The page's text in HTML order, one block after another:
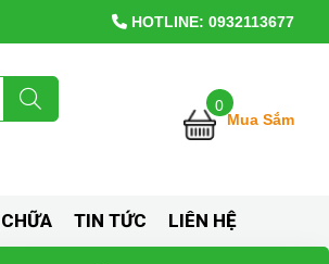
HOTLINE: 0932113677
0
Mua Sắm
TIN TỨC LIÊN HỆ